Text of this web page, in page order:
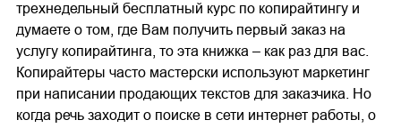
трехнедельный бесплатный курс по копирайтингу и
думаете о том, где Вам получить первый заказ на
услугу копирайтинга, то эта книжка – как раз для вас.
Копирайтеры часто мастерски используют маркетинг
при написании продающих текстов для заказчика. Но
когда речь заходит о поиске в сети интернет работы, о